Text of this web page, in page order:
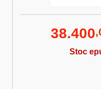
38.400
Stoc